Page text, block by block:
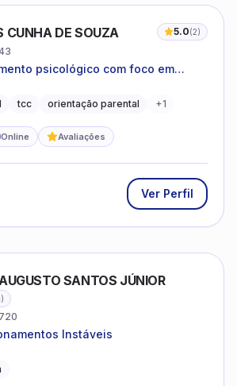
CUNHA DE SOUZA 5.0(2)
psicológico com foco em
equilíbrio emocional e
tcc orientação parental +1
Online Avaliações
Ver Perfil
SANTOS JÚNIOR
)
Instáveis